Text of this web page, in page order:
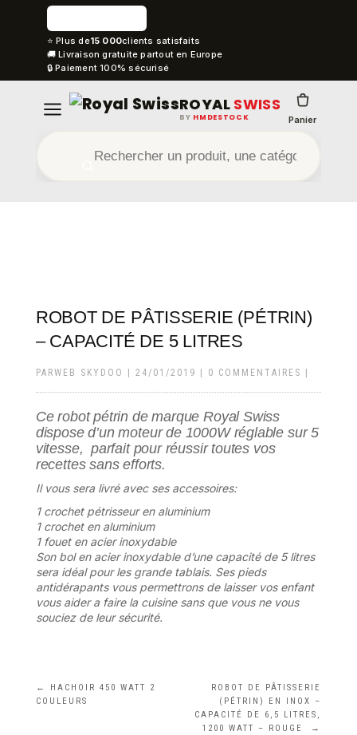
⭐ Plus de15 000clients satisfaits
🚚 Livraison gratuite partout en Europe
🔒 Paiement 100% sécurisé
ROYAL SWISS
BY HMDESTOCK Panier
ROBOT DE PÂTISSERIE (PÉTRIN)
– CAPACITÉ DE 5 LITRES
PARWEB SKYDOO 24/01/2019 0 COMMENTAIRES
Ce robot pétrin de marque Royal Swiss
dispose d’un moteur de 1000W réglable sur 5
vitesse, parfait pour réussir toutes vos
recettes sans efforts.
Il vous sera livré avec ses accessoires:
1 crochet pétrisseur en aluminium
1 crochet en aluminium
1 fouet en acier inoxydable
Son bol en acier inoxydable d’une capacité de 5 litres
sera idéal pour les grande tablais. Ses pieds
antidérapants vous permettrons de laisser vos enfant
vous aider a faire la cuisine sans que vous ne vous
souciez de leur sécurité.
←
HACHOIR 450 WATT 2
COULEURS
ROBOT DE PÂTISSERIE
(PÉTRIN) EN INOX –
CAPACITÉ DE 6,5 LITRES,
1200 WATT – ROUGE
→